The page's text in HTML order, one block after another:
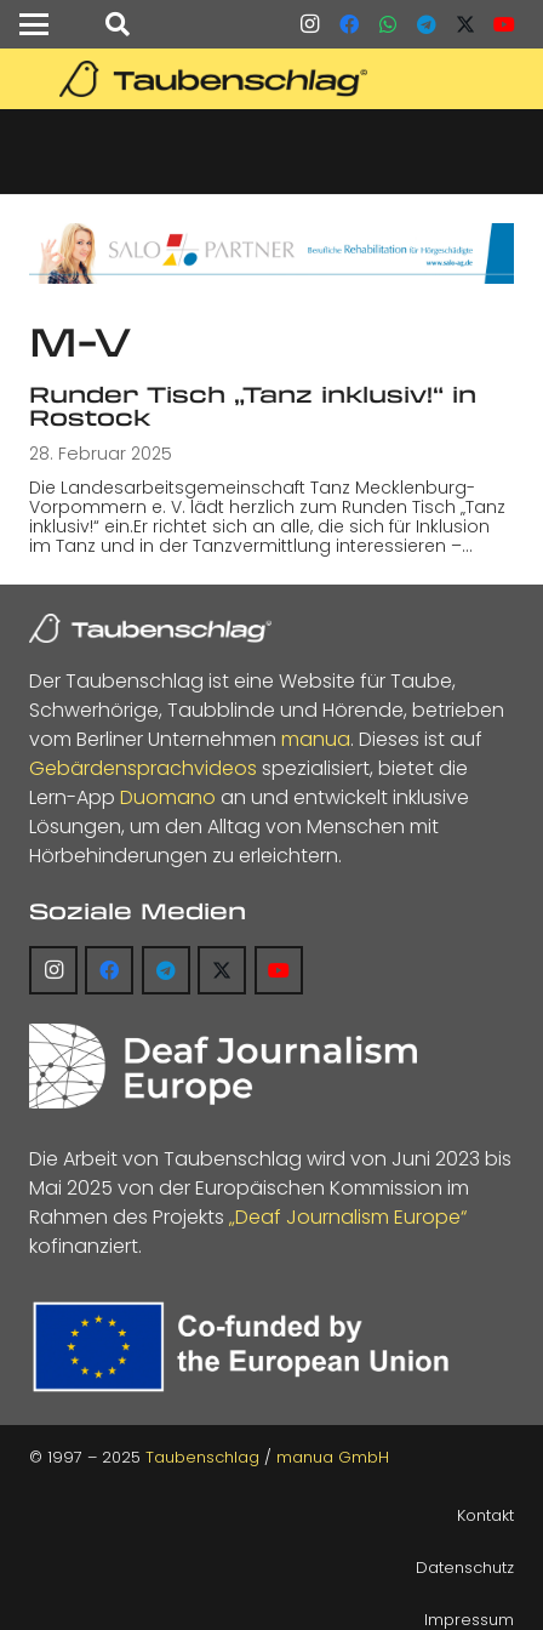
M-V
Runder Tisch „Tanz inklusiv!“ in
Rostock
28. Februar 2025
Die Landesarbeitsgemeinschaft Tanz Mecklenburg-
Vorpommern e. V. lädt herzlich zum Runden Tisch „Tanz
inklusiv!“ ein.Er richtet sich an alle, die sich für Inklusion
im Tanz und in der Tanzvermittlung interessieren –…
Der Taubenschlag ist eine Website für Taube,
Schwerhörige, Taubblinde und Hörende, betrieben
vom Berliner Unternehmen manua. Dieses ist auf
Gebärdensprachvideos spezialisiert, bietet die
Lern-App Duomano an und entwickelt inklusive
Lösungen, um den Alltag von Menschen mit
Hörbehinderungen zu erleichtern.
Soziale Medien
Die Arbeit von Taubenschlag wird von Juni 2023 bis
Mai 2025 von der Europäischen Kommission im
Rahmen des Projekts „Deaf Journalism Europe“
kofinanziert.
© 1997 – 2025 Taubenschlag / manua GmbH
Kontakt
Datenschutz
Impressum